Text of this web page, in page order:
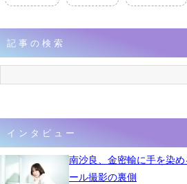
記事の検索
インタビュー
南沙良、金密輸に手を染
ール撮影の裏側